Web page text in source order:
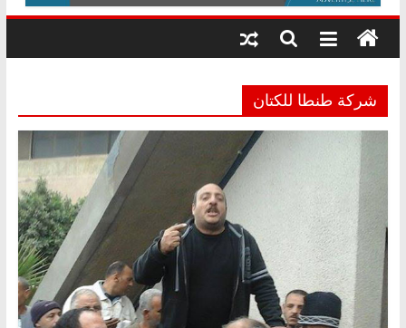
المجلس القومي لحقوق الإنسان يعلن
متابعة قضية الدكتور محمد زهران.. ويؤكد:
قرينة البراءة وضمانات المحاكمة العادلة
وتبقى
هي
شركة طنطا للكتان